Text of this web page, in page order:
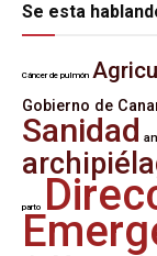
Se esta
Cáncer de pulmón
Gobierno de
Sanidad
parto